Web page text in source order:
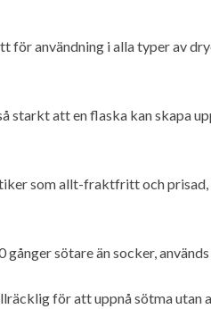
för användning i alla typer av
starkt att en flaska kan skapa
som allt-fraktfritt och
sötare än socker,
för att uppnå sötma utan